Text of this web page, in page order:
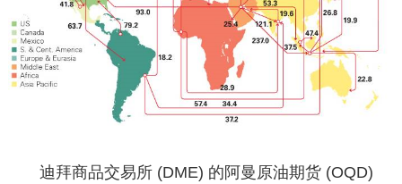
迪拜商品交易所 (DME) 的阿曼原油期货 (OQD)